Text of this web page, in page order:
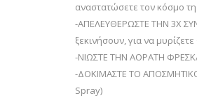
αναστατώσετε τον κόσμο
-ΑΠΕΛΕΥΘΕΡΩΣΤΕ ΤΗΝ 3X
ξεκινήσουν, για να
-ΝΙΩΣΤΕ ΤΗΝ ΑΟΡΑΤΗ
-ΔΟΚΙΜΑΣΤΕ ΤΟ
Spray)